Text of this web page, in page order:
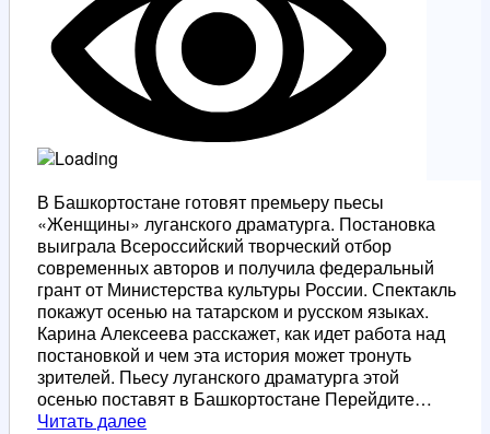
В Башкортостане готовят премьеру пьесы
«Женщины» луганского драматурга. Постановка
выиграла Всероссийский творческий отбор
современных авторов и получила федеральный
грант от Министерства культуры России. Спектакль
покажут осенью на татарском и русском языках.
Карина Алексеева расскажет, как идет работа над
постановкой и чем эта история может тронуть
зрителей. Пьесу луганского драматурга этой
осенью поставят в Башкортостане Перейдите…
Читать далееВ